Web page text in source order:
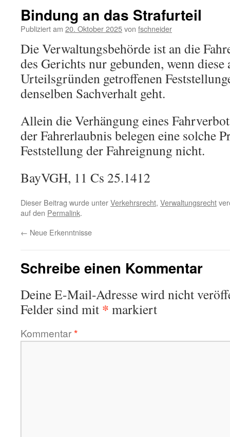
Bindung an das Strafurteil
Publiziert am 20. Oktober 2025von fschneider
Die Verwaltungsbehörde ist an die
des Gerichts nur gebunden, wenn diese
Urteilsgründen getroffenen
denselben Sachverhalt geht.
Allein die Verhängung eines
der Fahrerlaubnis belegen eine solche
Feststellung der Fahreignung nicht.
BayVGH, 11 Cs 25.1412
Dieser Beitrag wurde unterVerkehrsrecht, Verwaltungsrecht
auf den Permalink.
← Neue Erkenntnisse
Schreibe einen Kommentar
Deine E-Mail-Adresse wird nicht
Felder sind mit * markiert
Kommentar*